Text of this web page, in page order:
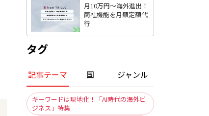
月10万円〜海外進出！
商社機能を月額定額代
行
タグ
記事テーマ 国 ジャンル
キーワードは現地化！「AI時代の海外ビ
ジネス」特集